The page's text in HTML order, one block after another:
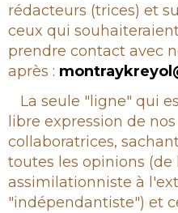
rédacteurs (trices) et
ceux qui
prendre contact avec
après :
La seule "ligne" qui
libre expression de
collaboratrices,
toutes les opinions (de
assimilationniste à
"indépendantiste") et